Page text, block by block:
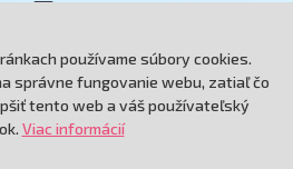
Royal, spol. s r.o.
Hlinku 6433/115
používame súbory cookies.
správne fungovanie webu, zatiaľ čo
tento web a váš používateľský
Viac informácií